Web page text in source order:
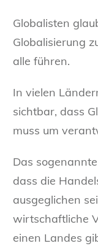
Globalisten
Globalisierung
alle führen.
In vielen
sichtbar, dass
muss um
Das
dass die
ausgeglichen
wirtschaftliche
einen Landes